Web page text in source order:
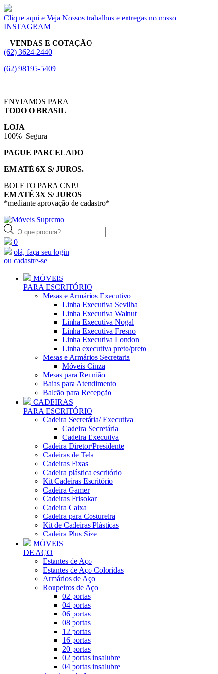
Clique aqui e Veja Nossos trabalhos e entregas no nosso
INSTAGRAM
VENDAS E COTAÇÃO
(62) 3624-2440
(62) 98195-5409
ENVIAMOS PARA
TODO O BRASIL
LOJA
100% Segura
PAGUE PARCELADO
EM ATÉ 6X S/ JUROS.
BOLETO PARA CNPJ
EM ATÉ 3X S/ JUROS
*mediante aprovação de cadastro*
Pesquisar
produtos
0
olá, faça seu login
ou cadastre-se
MÓVEIS
PARA ESCRITÓRIO
Mesas e Armários Executivo
Linha Executiva Sevilha
Linha Executiva Walnut
Linha Executiva Nogal
Linha Executiva Fresno
Linha Executiva London
Linha executiva preto/preto
Mesas e Armários Secretaria
Móveis Cinza
Mesas para Reunião
Baias para Atendimento
Balcão para Recepção
CADEIRAS
PARA ESCRITÓRIO
Cadeira Secretária/ Executiva
Cadeira Secretária
Cadeira Executiva
Cadeira Diretor/Presidente
Cadeiras de Tela
Cadeiras Fixas
Cadeira plástica escritório
Kit Cadeiras Escritório
Cadeira Gamer
Cadeiras Frisokar
Cadeira Caixa
Cadeira para Costureira
Kit de Cadeiras Plásticas
Cadeira Plus Size
MÓVEIS
DE AÇO
Estantes de Aço
Estantes de Aço Coloridas
Armários de Aço
Roupeiros de Aço
02 portas
04 portas
06 portas
08 portas
12 portas
16 portas
20 portas
02 portas insalubre
04 portas insalubre